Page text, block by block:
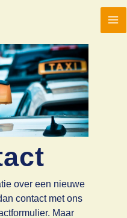
over een nieuwe
contact met ons
Maar